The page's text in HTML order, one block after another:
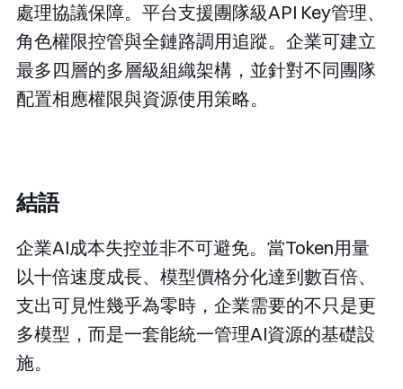
處理協議保障。平台支援團隊級API Key管理、
角色權限控管與全鏈路調用追蹤。企業可建立
最多四層的多層級組織架構，並針對不同團隊
配置相應權限與資源使用策略。
結語
企業AI成本失控並非不可避免。當Token用量
以十倍速度成長、模型價格分化達到數百倍、
支出可見性幾乎為零時，企業需要的不只是更
多模型，而是一套能統一管理AI資源的基礎設
施。